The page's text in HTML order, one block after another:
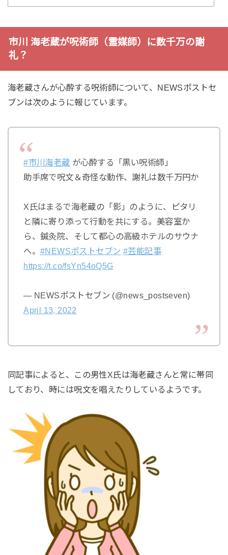
市川 海老蔵が呪術師（霊媒師）に数千万の謝
礼？
海老蔵さんが心酔する呪術師について、NEWSポストセ
ブンは次のように報じています。
#市川海老蔵 が心酔する「黒い呪術師」
助手席で呪文＆奇怪な動作、謝礼は数千万円か
X氏はまるで海老蔵の「影」のように、ピタリ
と隣に寄り添って行動を共にする。美容室か
ら、鍼灸院、そして都心の高級ホテルのサウナ
へ。 #NEWSポストセブン #芸能記事
https://t.co/fsYn54oQ5G
— NEWSポストセブン (@news_postseven)
April 13, 2022
同記事によると、この男性X氏は海老蔵さんと常に帯同
しており、時には呪文を唱えたりしているようです。